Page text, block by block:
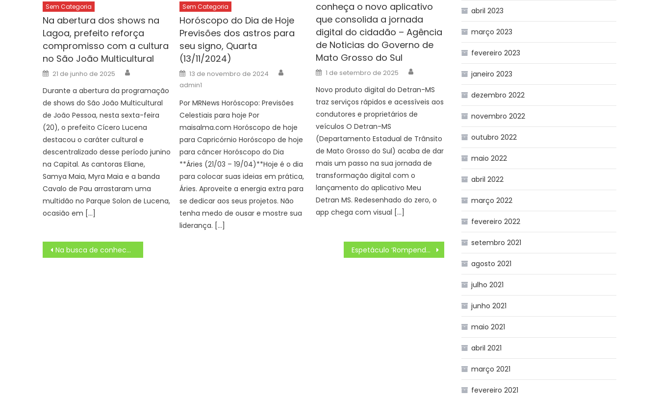
Sem Categoria
Na abertura dos shows na
Lagoa, prefeito reforça
compromisso com a cultura
no São João Multicultural
Posted
on
21 de junho de 2025
Durante a abertura da programação
de shows do São João Multicultural
de João Pessoa, nesta sexta-feira
(20), o prefeito Cícero Lucena
destacou o caráter cultural e
descentralizado desse período junino
na Capital. As cantoras Eliane,
Samya Maia, Myra Maia e a banda
Cavalo de Pau arrastaram uma
multidão no Parque Solon de Lucena,
ocasião em […]
Sem Categoria
Horóscopo do Dia de Hoje
Previsões dos astros para
seu signo, Quarta
(13/11/2024)
Posted
on
13 de novembro de 2024
admin1
Por MRNews Horóscopo: Previsões
Celestiais para hoje Por
maisalma.com Horóscopo de hoje
para Capricórnio Horóscopo de hoje
para câncer Horóscopo do Dia
**Áries (21/03 – 19/04)**Hoje é o dia
para colocar suas ideias em prática,
Áries. Aproveite a energia extra para
se dedicar aos seus projetos. Não
tenha medo de ousar e mostre sua
liderança. […]
conheça o novo aplicativo
que consolida a jornada
digital do cidadão – Agência
de Noticias do Governo de
Mato Grosso do Sul
Posted
on
1 de setembro de 2025
Novo produto digital do Detran-MS
traz serviços rápidos e acessíveis aos
condutores e proprietários de
veículos O Detran-MS
(Departamento Estadual de Trânsito
de Mato Grosso do Sul) acaba de dar
mais um passo na sua jornada de
transformação digital com o
lançamento do aplicativo Meu
Detran MS. Redesenhado do zero, o
app chega com visual […]
Navegação
de
Na busca de conhecer potencialidades e oportunidades, cônsul-geral americano visita Mato Grosso do Sul Espetáculo ‘Rompendo Silêncios’ provoca reflexão sobre violência de gênero na Semana pra Dança
abril 2023
março 2023
fevereiro 2023
janeiro 2023
dezembro 2022
novembro 2022
outubro 2022
maio 2022
abril 2022
março 2022
fevereiro 2022
setembro 2021
agosto 2021
julho 2021
junho 2021
maio 2021
abril 2021
março 2021
fevereiro 2021